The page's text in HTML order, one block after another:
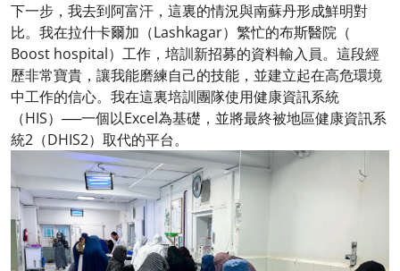
下一步，我去到阿富汗，這裏的情況與南蘇丹形成鮮明對
比。我在拉什卡爾加（Lashkagar）繁忙的布斯醫院（
Boost hospital）工作，培訓新招募的資料輸入員。這段經
歷非常寶貴，讓我能磨練自己的技能，並建立起在高危環境
中工作的信心。我在這裏培訓團隊使用健康資訊系統
（HIS）──一個以Excel為基礎，並將最終被地區健康資訊系
統2（DHIS2）取代的平台。